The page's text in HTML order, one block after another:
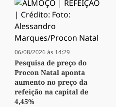
06/08/2026 às 14:29
Pesquisa de preço do
Procon Natal aponta
aumento no preço da
refeição na capital de
4,45%